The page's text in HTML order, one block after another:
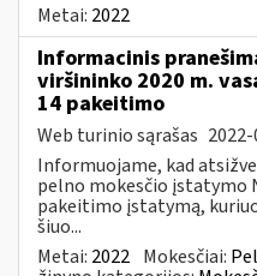
Metai: 2022
Informacinis
viršininko 2020 m.
14 pakeitimo
Web turinio sąrašas
Informuojame, kad
pelno mokesčio įstatymo
pakeitimo įstatymą,
šiuo...
Metai: 2022 Mokesčiai: